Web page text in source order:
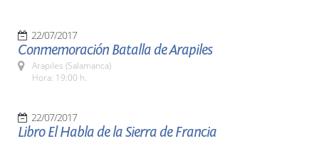
22/07/2017
Conmemoración Batalla de Arapiles
Arapiles (Salamanca)
Hora: 19:00 h.
22/07/2017
Libro El Habla de la Sierra de Francia